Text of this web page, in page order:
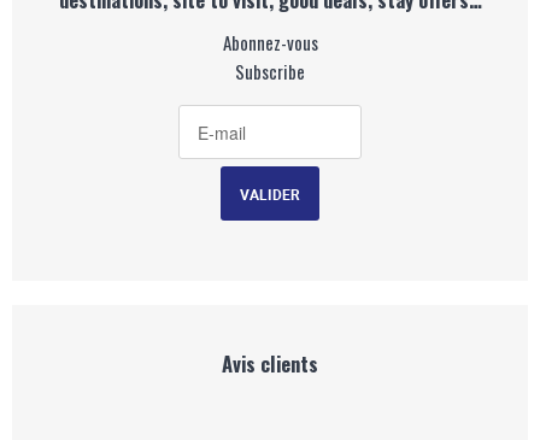
Abonnez-vous
Subscribe
Avis clients